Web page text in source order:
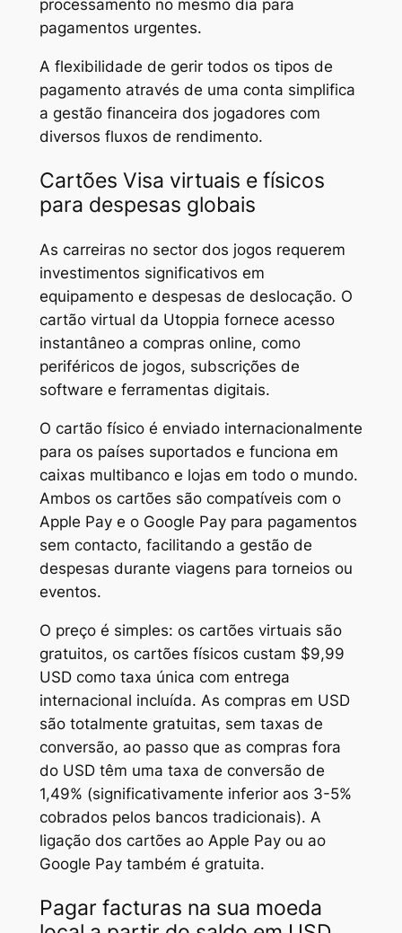
processamento no mesmo dia para
pagamentos urgentes.
A flexibilidade de gerir todos os tipos de
pagamento através de uma conta simplifica
a gestão financeira dos jogadores com
diversos fluxos de rendimento.
Cartões Visa virtuais e físicos
para despesas globais
As carreiras no sector dos jogos requerem
investimentos significativos em
equipamento e despesas de deslocação. O
cartão virtual da Utoppia fornece acesso
instantâneo a compras online, como
periféricos de jogos, subscrições de
software e ferramentas digitais.
O cartão físico é enviado internacionalmente
para os países suportados e funciona em
caixas multibanco e lojas em todo o mundo.
Ambos os cartões são compatíveis com o
Apple Pay e o Google Pay para pagamentos
sem contacto, facilitando a gestão de
despesas durante viagens para torneios ou
eventos.
O preço é simples: os cartões virtuais são
gratuitos, os cartões físicos custam $9,99
USD como taxa única com entrega
internacional incluída. As compras em USD
são totalmente gratuitas, sem taxas de
conversão, ao passo que as compras fora
do USD têm uma taxa de conversão de
1,49% (significativamente inferior aos 3-5%
cobrados pelos bancos tradicionais). A
ligação dos cartões ao Apple Pay ou ao
Google Pay também é gratuita.
Pagar facturas na sua moeda